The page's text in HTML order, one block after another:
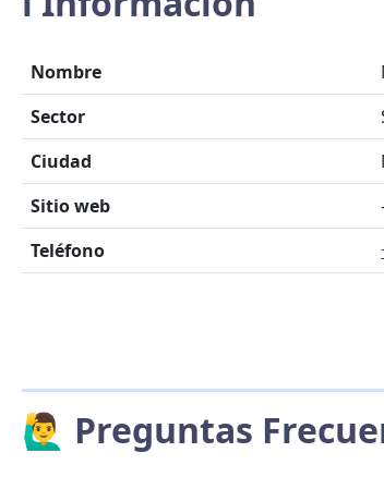
Nombre
Sector
Ciudad
Sitio web
Teléfono
🙋‍♂️ Preguntas